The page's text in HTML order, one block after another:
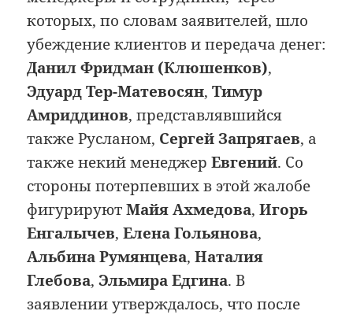
которых, по словам заявителей, шло
убеждение клиентов и передача денег:
Данил Фридман (Клюшенков),
Эдуард Тер-Матевосян,Тимур
Амриддинов, представлявшийся
также Русланом, Сергей Запрягаев, а
также некий менеджерЕвгений. Со
стороны потерпевших в этой жалобе
фигурируютМайя Ахмедова,Игорь
Енгалычев,Елена Гольянова,
Альбина Румянцева,Наталия
Глебова,Эльмира Едгина. В
заявлении утверждалось, что после